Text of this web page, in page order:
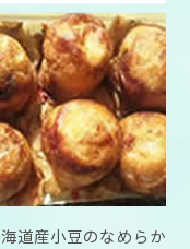
道産小豆のなめらか